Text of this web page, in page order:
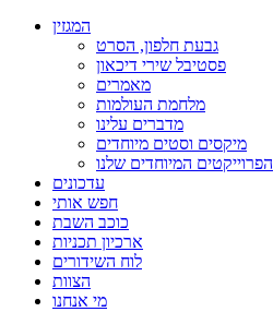
המגזין
גבעת חלפון, הסרט
פסטיבל שירי דיכאון
מאמרים
מלחמת העולמות
מדברים עלינו
מיקסים וסטים מיוחדים
הפרוייקטים המיוחדים שלנו
עדכונים
חפש אותי
כוכב השבת
ארכיון תכניות
לוח השידורים
הצוות
מי אנחנו